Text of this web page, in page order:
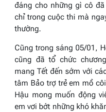
đáng cho những gì cô
chỉ trong cuộc thi mà
thường.
Cũng trong sáng 05/01,
cũng đã tổ chức
mang Tết đến sớm với
tâm Bảo trợ trẻ em mồ
Hậu mong muốn động
em vơi bớt những khó